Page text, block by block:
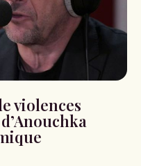
violences